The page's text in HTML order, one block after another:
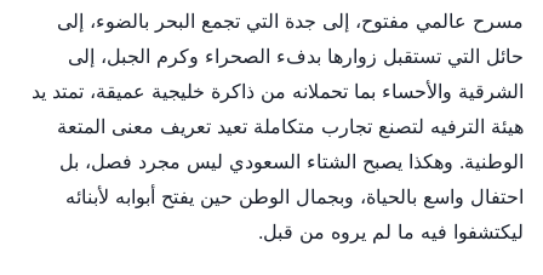
مسرح عالمي مفتوح، إلى جدة التي تجمع البحر بالضوء، إلى
حائل التي تستقبل زوارها بدفء الصحراء وكرم الجبل، إلى
الشرقية والأحساء بما تحملانه من ذاكرة خليجية عميقة، تمتد يد
هيئة الترفيه لتصنع تجارب متكاملة تعيد تعريف معنى المتعة
الوطنية. وهكذا يصبح الشتاء السعودي ليس مجرد فصل، بل
احتفال واسع بالحياة، وبجمال الوطن حين يفتح أبوابه لأبنائه
ليكتشفوا فيه ما لم يروه من قبل.